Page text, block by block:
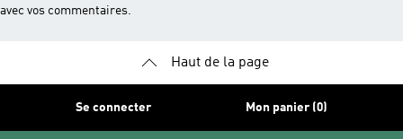
avec vos commentaires.
Haut de la page
Se connecter Mon panier (0)